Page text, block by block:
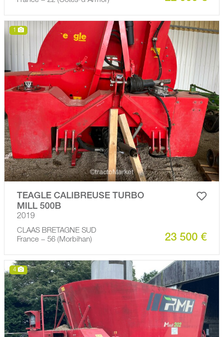
1
TEAGLE CALIBREUSE TURBO
MILL 500B
2019
CLAAS BRETAGNE SUD
France − 56 (Morbihan)
23 500 €
4